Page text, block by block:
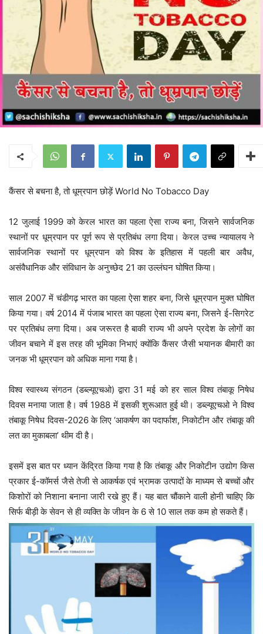
कैंसर से बचना है, तो धूम्रपान छोड़ें World No Tobacco Day
12 जुलाई 1999 को केरल भारत का पहला ऐसा राज्य बना, जिसने सार्वजनिक
स्थानों पर धूम्रपान पर पूर्ण रूप से प्रतिबंध लगा दिया। केरल उच्च न्यायालय ने
सार्वजनिक स्थानों पर धूम्रपान को विश्व के इतिहास में पहली बार अवैध,
असंवैधानिक और संविधान के अनुच्छेद 21 का उल्लंघन घोषित किया।
साल 2007 में चंडीगढ़ भारत का पहला ऐसा शहर बना, जिसे धूम्रपान मुक्त घोषित
किया गया। वर्ष 2014 में पंजाब भारत का पहला ऐसा राज्य बना, जिसने ई-सिगरेट
पर प्रतिबंध लगा दिया। अब जरूरत है बाकी राज्य भी अपने प्रदेश के लोगों का
जीवन बचाने में इस तरह की भूमिका निभाएं क्योंकि कैंसर जैसी भयानक बीमारी का
जनक भी धूम्रपान को अधिक माना गया है।
विश्व स्वास्थ्य संगठन (डब्ल्यूएचओ) द्वारा 31 मई को हर साल विश्व तंबाकू निषेध
दिवस मनाया जाता है। वर्ष 1988 में इसकी शुरूआत हुई थी। डब्ल्यूएचओ ने विश्व
तंबाकू निषेध दिवस-2026 के लिए ‘आकर्षण का पदार्फाश, निकोटीन और तंबाकू की
लत का मुकाबला’ थीम दी है।
इसमें इस बात पर ध्यान केंद्रित किया गया है कि तंबाकू और निकोटीन उद्योग किस
प्रकार ई-कॉमर्स जैसे तेजी से आकर्षक एवं भ्रामक उत्पादों के माध्यम से बच्चों और
किशोरों को निशाना बनाना जारी रखे हुए हैं। यह बात चौंकाने वाली होनी चाहिए कि
सिर्फ बीड़ी के सेवन से ही व्यक्ति के जीवन के 6 से 10 साल तक कम हो सकते हैं।